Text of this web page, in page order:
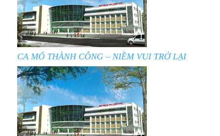
CA MỔ THÀNH CÔNG – NIỀM VUI TRỞ LẠI